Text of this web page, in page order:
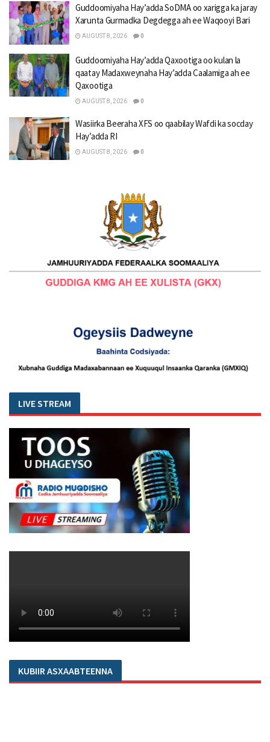
Guddoomiyaha Hay’adda SoDMA oo xarigga ka jaray
Xarunta Gurmadka Degdegga ah ee Waqooyi Bari
AUGUST 8, 2026 0
Guddoomiyaha Hay’adda Qaxootiga oo kulan la
qaatay Madaxweynaha Hay’adda Caalamiga ah ee
Qaxootiga
AUGUST 8, 2026 0
Wasiirka Beeraha XFS oo qaabilay Wafdi ka socday
Hay’adda RI
AUGUST 8, 2026 0
LIVE STREAM
KUBIIR ASXAABTEENNA